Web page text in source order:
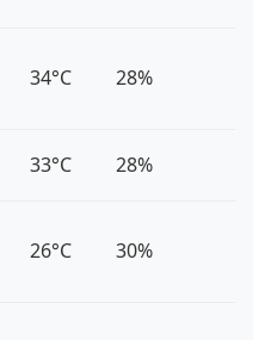
34°C 28%
33°C 28%
26°C 30%